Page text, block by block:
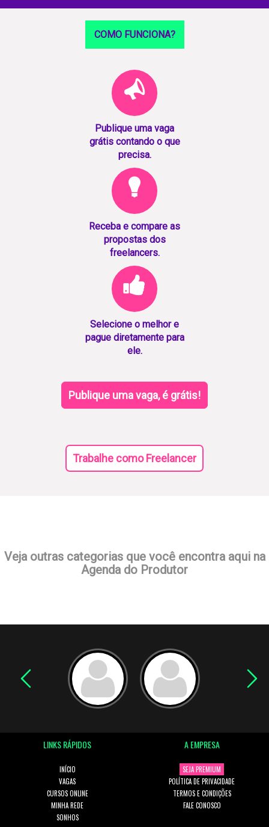
COMO FUNCIONA?
Publique uma vaga
grátis contando o que
precisa.
Receba e compare as
propostas dos
freelancers.
Selecione o melhor e
pague diretamente para
ele.
Publique uma vaga, é grátis!
Trabalhe como Freelancer
Veja outras categorias que você encontra aqui na
Agenda do Produtor
LINKS RÁPIDOS
INÍCIO
VAGAS
CURSOS ONLINE
MINHA REDE
SONHOS
A EMPRESA
SEJA PREMIUM
POLÍTICA DE PRIVACIDADE
TERMOS E CONDIÇÕES
FALE CONOSCO